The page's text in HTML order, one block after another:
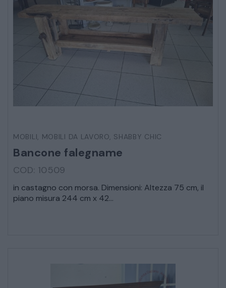
CATALOGO COMPLETO
MOBILI, MOBILI DA LAVORO, SHABBY CHIC
Bancone falegname
COD: 10509
in castagno con morsa. Dimensioni: Altezza 75 cm, il
piano misura 244 cm x 42...